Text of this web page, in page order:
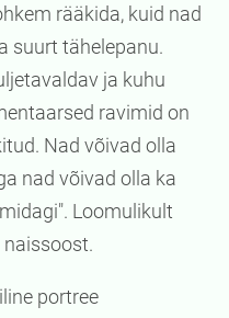
rääkida, kuid nad
suurt tähelepanu.
ja kuhu
ravimid on
Nad võivad olla
nad võivad olla ka
Loomulikult
naissoost.
portree